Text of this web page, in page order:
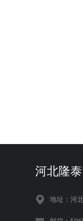
河北隆
地址：河